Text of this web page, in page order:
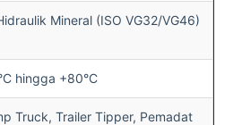
Mineral (ISO VG32/VG46)
hingga +80°C
Truck, Trailer Tipper, Pemadat